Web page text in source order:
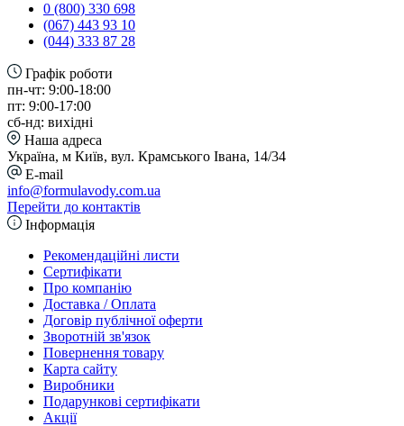
0 (800) 330 698
(067) 443 93 10
(044) 333 87 28
Графік роботи
пн-чт: 9:00-18:00
пт: 9:00-17:00
сб-нд: вихідні
Наша адреса
Україна, м Київ, вул. Крамського Івана, 14/34
E-mail
info@formulavody.com.ua
Перейти до контактів
Інформація
Рекомендаційні листи
Сертифікати
Про компанію
Доставка / Оплата
Договір публічної оферти
Зворотній зв'язок
Повернення товару
Карта сайту
Виробники
Подарункові сертифікати
Акції